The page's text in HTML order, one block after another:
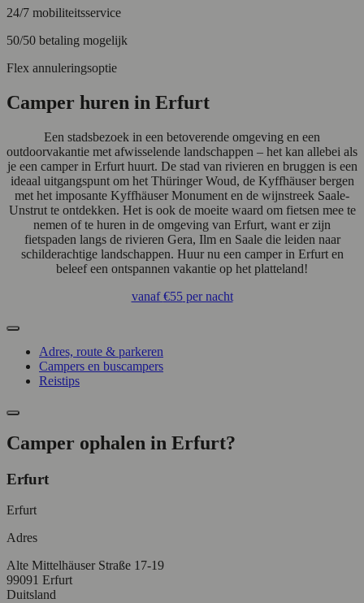
24/7 mobiliteitsservice
50/50 betaling mogelijk
Flex annuleringsoptie
Camper huren in Erfurt
Een stadsbezoek in een betoverende omgeving en een
outdoorvakantie met afwisselende landschappen – het kan allebei als
je een camper in Erfurt huurt. De stad van rivieren en bruggen is een
ideaal uitgangspunt om het Thüringer Woud, de Kyffhäuser bergen
met het imposante Kyffhäuser Monument en de wijnstreek Saale-
Unstrut te ontdekken. Het is ook de moeite waard om fietsen mee te
nemen of te huren in de omgeving van Erfurt, want er zijn
fietspaden langs de rivieren Gera, Ilm en Saale die leiden naar
schilderachtige landschappen. Huur nu een camper in Erfurt en
beleef een ontspannen vakantie op het platteland!
vanaf€55per nacht
Adres, route & parkeren
Campers en buscampers
Reistips
Camper ophalen in Erfurt?
Erfurt
Erfurt
Adres
Alte Mittelhäuser Straße 17-19
99091 Erfurt
Duitsland